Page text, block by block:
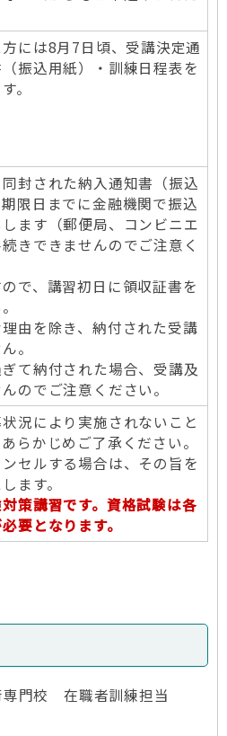
には8月7日頃、受講決定通
振込用紙）・訓練日程表を
。
封された納入通知書（振込
限日までに金融機関で振込
ます（郵便局、コンビニエ
きできませんのでご注意く
で、講習初日に領収証書を
由を除き、納付された受講
。
て納付された場合、受講及
のでご注意ください。
況により実施されないこと
らかじめご了承ください。
セルする場合は、その旨を
ます。
策講習です。資格試験は各
要となります。
専門校 在職者訓練担当